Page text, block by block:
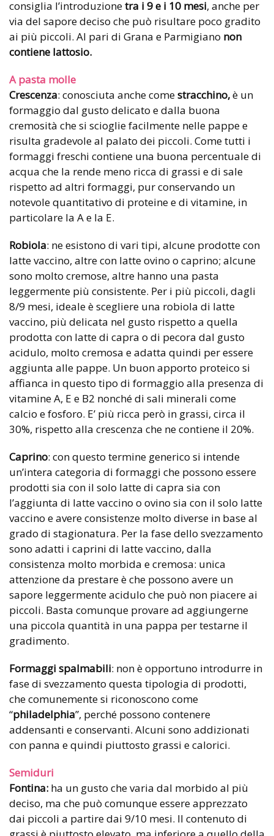
consiglia l’introduzionetra i 9 e i 10 mesi, anche per
via del sapore deciso che può risultare poco gradito
ai più piccoli. Al pari di Grana e Parmigiano non
contiene lattosio.
A pasta molle
Crescenza: conosciuta anche comestracchino,è un
formaggio dal gusto delicato e dalla buona
cremosità che si scioglie facilmente nelle pappe e
risulta gradevole al palato dei piccoli. Come tutti i
formaggi freschi contiene una buona percentuale di
acqua che la rende meno ricca di grassi e di sale
rispetto ad altri formaggi, pur conservando un
notevole quantitativo di proteine e di vitamine, in
particolare la A e la E.
Robiola: ne esistono di vari tipi, alcune prodotte con
latte vaccino, altre con latte ovino o caprino; alcune
sono molto cremose, altre hanno una pasta
leggermente più consistente. Per i più piccoli, dagli
8/9 mesi, ideale è scegliere una robiola di latte
vaccino, più delicata nel gusto rispetto a quella
prodotta con latte di capra o di pecora dal gusto
acidulo, molto cremosa e adatta quindi per essere
aggiunta alle pappe. Un buon apporto proteico si
affianca in questo tipo di formaggio alla presenza di
vitamine A, E e B2 nonché di sali minerali come
calcio e fosforo. E’ più ricca però in grassi, circa il
30%, rispetto alla crescenza che ne contiene il 20%.
Caprino: con questo termine generico si intende
un’intera categoria di formaggi che possono essere
prodotti sia con il solo latte di capra sia con
l’aggiunta di latte vaccino o ovino sia con il solo latte
vaccino e avere consistenze molto diverse in base al
grado di stagionatura. Per la fase dello svezzamento
sono adatti i caprini di latte vaccino, dalla
consistenza molto morbida e cremosa: unica
attenzione da prestare è che possono avere un
sapore leggermente acidulo che può non piacere ai
piccoli. Basta comunque provare ad aggiungerne
una piccola quantità in una pappa per testarne il
gradimento.
Formaggi spalmabili: non è opportuno introdurre in
fase di svezzamento questa tipologia di prodotti,
che comunemente si riconoscono come
“philadelphia”, perché possono contenere
addensanti e conservanti. Alcuni sono addizionati
con panna e quindi piuttosto grassi e calorici.
Semiduri
Fontina: ha un gusto che varia dal morbido al più
deciso, ma che può comunque essere apprezzato
dai piccoli a partire dai 9/10 mesi. Il contenuto di